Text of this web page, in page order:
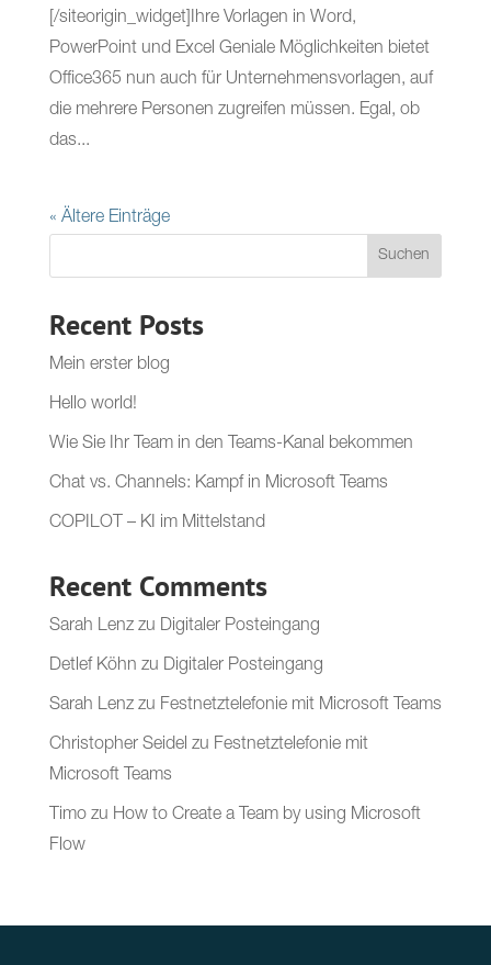
[/siteorigin_widget]Ihre Vorlagen in Word,
PowerPoint und Excel Geniale Möglichkeiten bietet
Office365 nun auch für Unternehmensvorlagen, auf
die mehrere Personen zugreifen müssen. Egal, ob
das...
« Ältere Einträge
Suchen
Recent Posts
Mein erster blog
Hello world!
Wie Sie Ihr Team in den Teams-Kanal bekommen
Chat vs. Channels: Kampf in Microsoft Teams
COPILOT – KI im Mittelstand
Recent Comments
Sarah Lenzzu Digitaler Posteingang
Detlef Köhn zu Digitaler Posteingang
Sarah Lenzzu Festnetztelefonie mit Microsoft Teams
Christopher Seidel zu Festnetztelefonie mit
Microsoft Teams
Timozu How to Create a Team by using Microsoft
Flow